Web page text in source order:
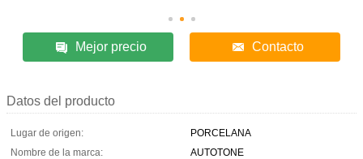
Mejor precio Contacto
Datos del producto
Lugar de origen:
PORCELANA
Nombre de la marca:
AUTOTONE